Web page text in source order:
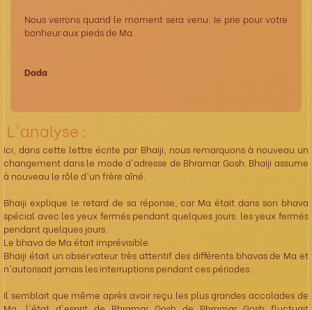
Nous verrons quand le moment sera venu. Je prie pour votre
bonheur aux pieds de Ma.
Dada
L'analyse :
Ici, dans cette lettre écrite par Bhaiji, nous remarquons à nouveau un
changement dans le mode d'adresse de Bhramar Gosh. Bhaiji assume
à nouveau le rôle d'un frère aîné.
Bhaiji explique le retard de sa réponse, car Ma était dans son bhava
spécial avec les yeux fermés pendant quelques jours. les yeux fermés
pendant quelques jours.
Le bhava de Ma était imprévisible.
Bhaiji était un observateur très attentif des différents bhavas de Ma et
n'autorisait jamais les interruptions pendant ces périodes.
Il semblait que même après avoir reçu les plus grandes accolades de